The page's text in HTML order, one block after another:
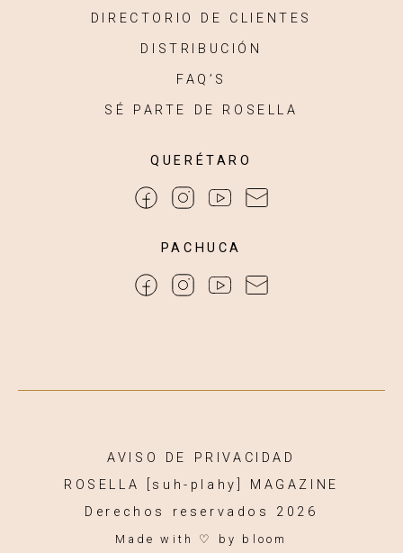
DIRECTORIO DE CLIENTES
DISTRIBUCIÓN
FAQ’S
SÉ PARTE DE ROSELLA
QUERÉTARO
PACHUCA
AVISO DE PRIVACIDAD
ROSELLA [suh-plahy] MAGAZINE
Derechos reservados 2026
Made with ♡ by bloom